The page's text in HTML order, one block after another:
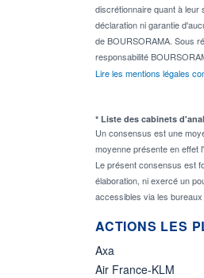
discrétionnaire quant à
déclaration ni garantie
de BOURSORAMA. Sous
responsabilité
Lire les mentions légales
* Liste des cabinets
Un consensus est une
moyenne présente en effet
Le présent consensus est
élaboration, ni exercé un
accessibles via les
ACTIONS LES
Axa
Air France-KLM